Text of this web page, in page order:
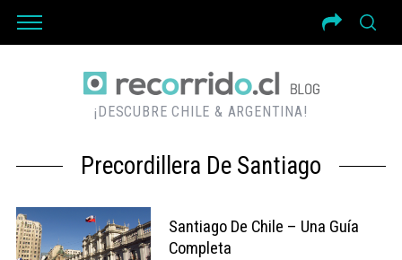
¡DESCUBRE CHILE & ARGENTINA!
Precordillera De Santiago
Santiago De Chile – Una Guía
Completa